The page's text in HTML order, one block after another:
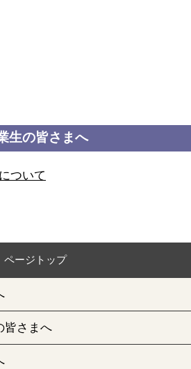
生の皆さまへ
ついて
ページトップ
皆さまへ